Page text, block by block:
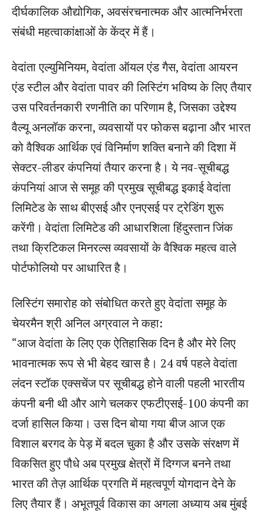
दीर्घकालिक औद्योगिक, अवसंरचनात्मक और आत्मनिर्भरता
संबंधी महत्वाकांक्षाओं के केंद्र में हैं।
वेदांता एल्युमिनियम, वेदांता ऑयल एंड गैस, वेदांता आयरन
एंड स्टील और वेदांता पावर की लिस्टिंग भविष्य के लिए तैयार
उस परिवर्तनकारी रणनीति का परिणाम है, जिसका उद्देश्य
वैल्यू अनलॉक करना, व्यवसायों पर फोकस बढ़ाना और भारत
को वैश्विक आर्थिक एवं विनिर्माण शक्ति बनाने की दिशा में
सेक्टर-लीडर कंपनियां तैयार करना है। ये नव-सूचीबद्ध
कंपनियां आज से समूह की प्रमुख सूचीबद्ध इकाई वेदांता
लिमिटेड के साथ बीएसई और एनएसई पर ट्रेडिंग शुरू
करेंगी। वेदांता लिमिटेड की आधारशिला हिंदुस्तान जिंक
तथा क्रिटिकल मिनरल्स व्यवसायों के वैश्विक महत्व वाले
पोर्टफोलियो पर आधारित है।
लिस्टिंग समारोह को संबोधित करते हुए वेदांता समूह के
चेयरमैन श्री अनिल अग्रवाल ने कहा:
“आज वेदांता के लिए एक ऐतिहासिक दिन है और मेरे लिए
भावनात्मक रूप से भी बेहद खास है। 24 वर्ष पहले वेदांता
लंदन स्टॉक एक्सचेंज पर सूचीबद्ध होने वाली पहली भारतीय
कंपनी बनी थी और आगे चलकर एफटीएसई-100 कंपनी का
दर्जा हासिल किया। उस दिन बोया गया बीज आज एक
विशाल बरगद के पेड़ में बदल चुका है और उसके संरक्षण में
विकसित हुए पौधे अब प्रमुख क्षेत्रों में दिग्गज बनने तथा
भारत की तेज़ आर्थिक प्रगति में महत्वपूर्ण योगदान देने के
लिए तैयार हैं। अभूतपूर्व विकास का अगला अध्याय अब मुंबई